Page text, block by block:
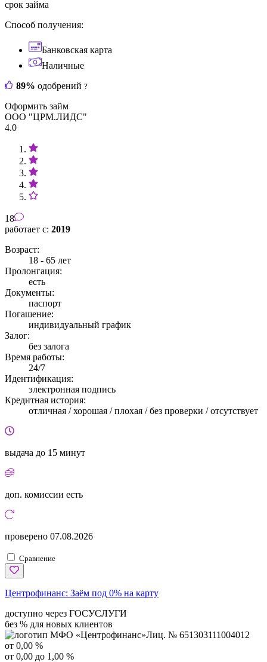
срок займа
Способ получения:
Банковская карта
Наличные
89% одобрений ?
Оформить займ
ООО "ЦРМ.ЛИДС"
4.0
18
работает с: 2019
Возраст:
18 - 65 лет
Пролонгация:
есть
Документы:
паспорт
Погашение:
индивидуальный график
Залог:
без залога
Время работы:
24/7
Идентификация:
электронная подпись
Кредитная история:
отличная / хорошая / плохая / без проверки / отсутствует
выдача до 15 минут
доп. комиссии есть
проверено 07.08.2026
Сравнение
Центрофинанс: Заём под 0% на карту
доступно через ГОСУСЛУГИ
без % для новых клиентов
Лиц. № 651303111004012
от 0,00 %
от 0,00 до 1,00 %